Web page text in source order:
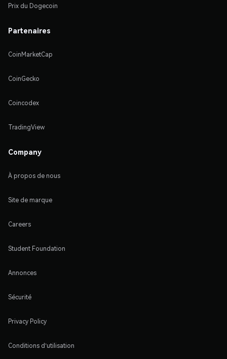
Prix du Dogecoin
Partenaires
CoinMarketCap
CoinGecko
Coincodex
TradingView
Company
À propos de nous
Site de marque
Careers
Student Foundation
Annonces
Sécurité
Privacy Policy
Conditions d'utilisation